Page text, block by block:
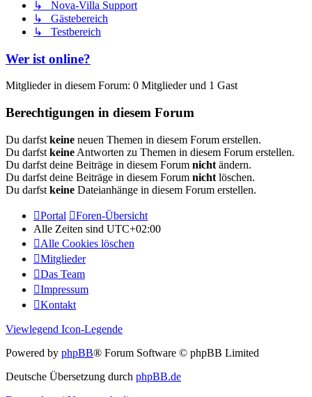
↳ Nova-Villa Support
↳ Gästebereich
↳ Testbereich
Wer ist online?
Mitglieder in diesem Forum: 0 Mitglieder und 1 Gast
Berechtigungen in diesem Forum
Du darfst keine neuen Themen in diesem Forum erstellen.
Du darfst keine Antworten zu Themen in diesem Forum erstellen.
Du darfst deine Beiträge in diesem Forum nicht ändern.
Du darfst deine Beiträge in diesem Forum nicht löschen.
Du darfst keine Dateianhänge in diesem Forum erstellen.
Portal
Foren-Übersicht
Alle Zeiten sind UTC+02:00
Alle Cookies löschen
Mitglieder
Das Team
Impressum
Kontakt
Viewlegend Icon-Legende
Powered by phpBB® Forum Software © phpBB Limited
Deutsche Übersetzung durch phpBB.de